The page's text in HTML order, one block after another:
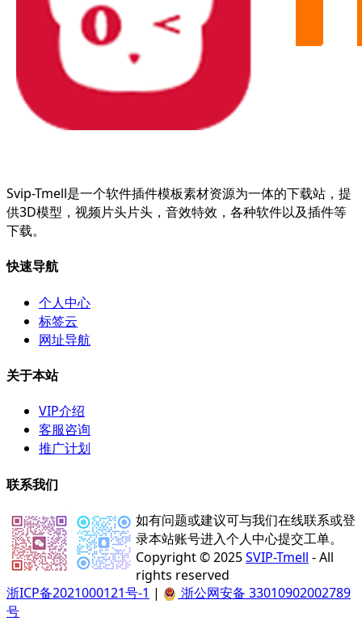
Svip-Tmell是一个软件插件模板素材资源为一体的下载站，提
供3D模型，视频片头片头，音效特效，各种软件以及插件等
下载。
快速导航
个人中心
标签云
网址导航
关于本站
VIP介绍
客服咨询
推广计划
联系我们
如有问题或建议可与我们在线联系或登
录本站账号进入个人中心提交工单。
Copyright © 2025SVIP-Tmell - All
rights reserved
浙ICP备2021000121号-1 |
浙公网安备 33010902002789
号